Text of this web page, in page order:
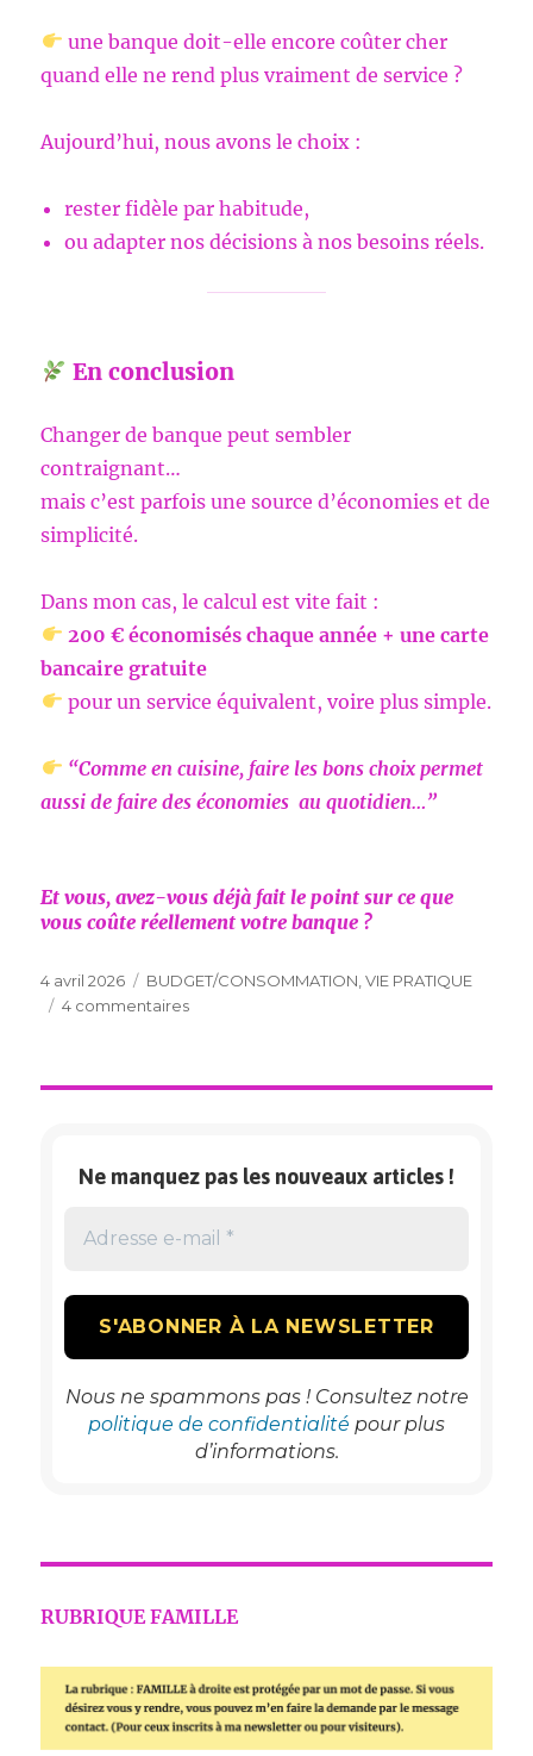
une banque doit-elle encore coûter cher
quand elle ne rend plus vraiment de service ?
Aujourd’hui, nous avons le choix :
rester fidèle par habitude,
ou adapter nos décisions à nos besoins réels.
En conclusion
Changer de banque peut sembler
contraignant…
mais c’est parfois une source d’économies et de
simplicité.
Dans mon cas, le calcul est vite fait :
200 € économisés chaque année + une carte
bancaire gratuite
pour un service équivalent, voire plus simple.
“Comme en cuisine, faire les bons choix permet
aussi de faire des économies au quotidien…”
Et vous, avez-vous déjà fait le point sur ce que
vous coûte réellement votre banque ?
Publié
le
4 avril 2026 Catégories
BUDGET/CONSOMMATION ,VIE PRATIQUE
4 commentairessur
Ne manquez pas les nouveaux articles !
Nous ne spammons pas ! Consultez notre
politique de confidentialité pour plus
d’informations.
RUBRIQUE FAMILLE